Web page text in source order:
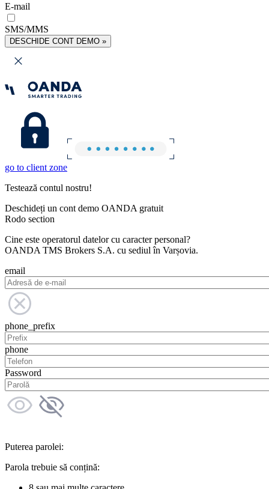
E-mail
SMS/MMS
DESCHIDE CONT DEMO »
go to client zone
Testează contul nostru!
Deschideți un cont demo OANDA gratuit
Rodo section
Cine este operatorul datelor cu caracter personal?
OANDA TMS Brokers S.A. cu sediul în Varșovia.
email
phone_prefix
phone
Password
Puterea parolei:
Parola trebuie să conțină: